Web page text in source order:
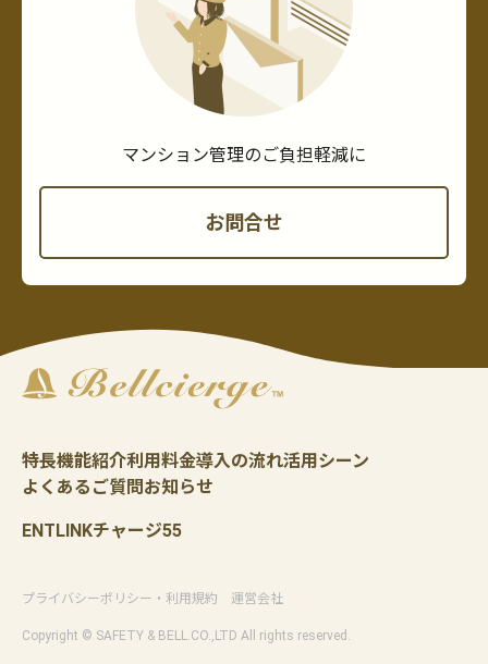
マンション管理のご負担軽減に
お問合せ
特長機能紹介利用料金導入の流れ活用シーン
よくあるご質問 お知らせ
ENTLINKチャージ55
プライバシーポリシー・利用規約 運営会社
Copyright © SAFETY & BELL.CO.,LTD All rights reserved.